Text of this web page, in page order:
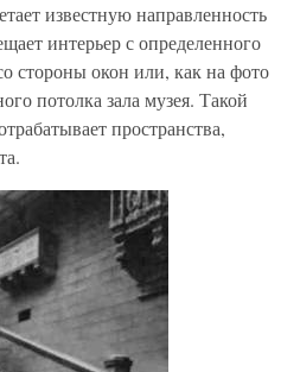
известную направленность
интерьер с определенного
стороны окон или, как на фото
потолка зала музея. Такой
пространства,